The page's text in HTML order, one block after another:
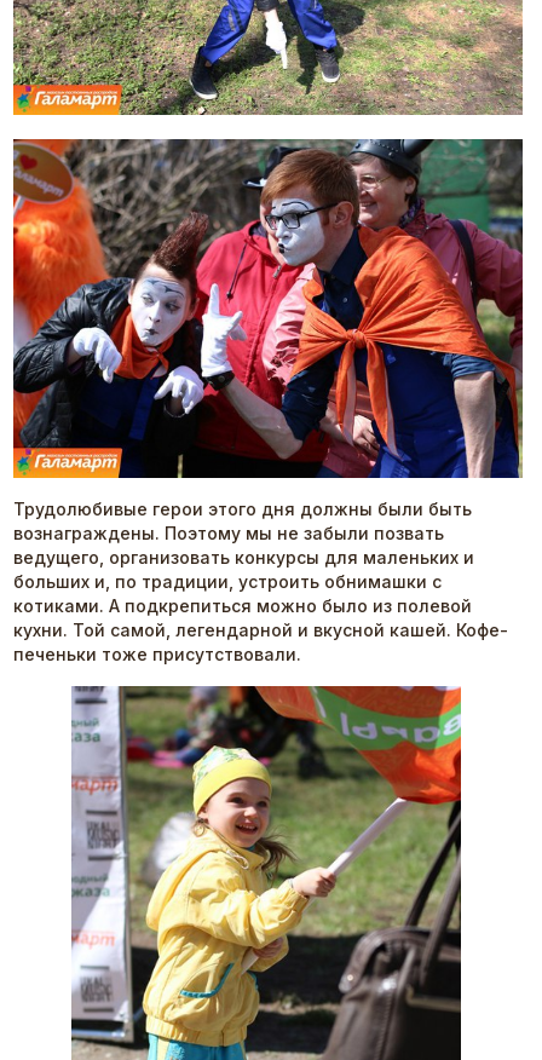
Трудолюбивые герои этого дня должны были быть
вознаграждены. Поэтому мы не забыли позвать
ведущего, организовать конкурсы для маленьких и
больших и, по традиции, устроить обнимашки с
котиками. А подкрепиться можно было из полевой
кухни. Той самой, легендарной и вкусной кашей. Кофе-
печеньки тоже присутствовали.